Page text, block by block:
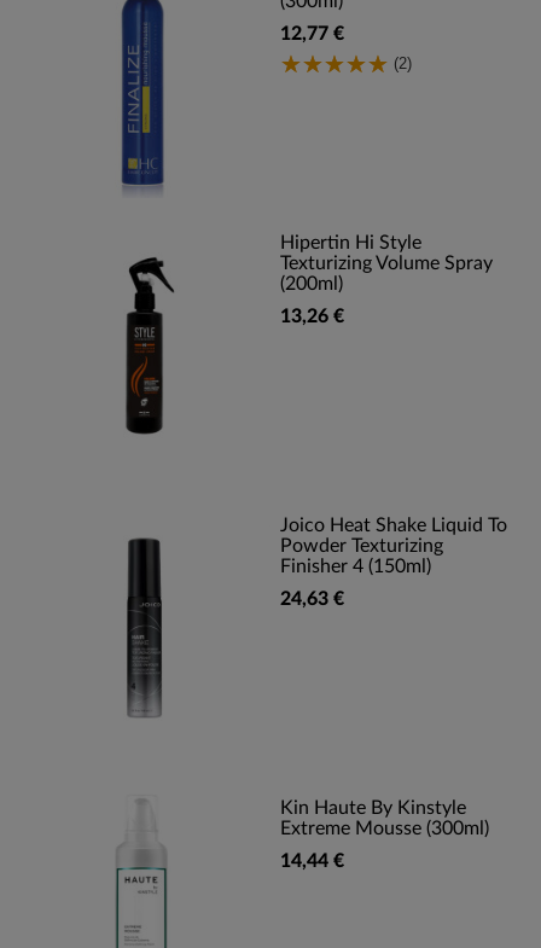
12,77 €
(2)
Hipertin Hi Style
Texturizing Volume Spray
(200ml)
13,26 €
Joico Heat Shake Liquid To
Powder Texturizing
Finisher 4 (150ml)
24,63 €
Kin Haute By Kinstyle
Extreme Mousse (300ml)
14,44 €